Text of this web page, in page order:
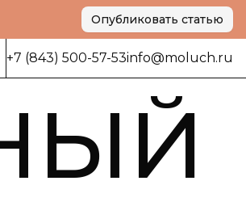
Опубликовать статью
+7 (843) 500-57-53info@moluch.ru